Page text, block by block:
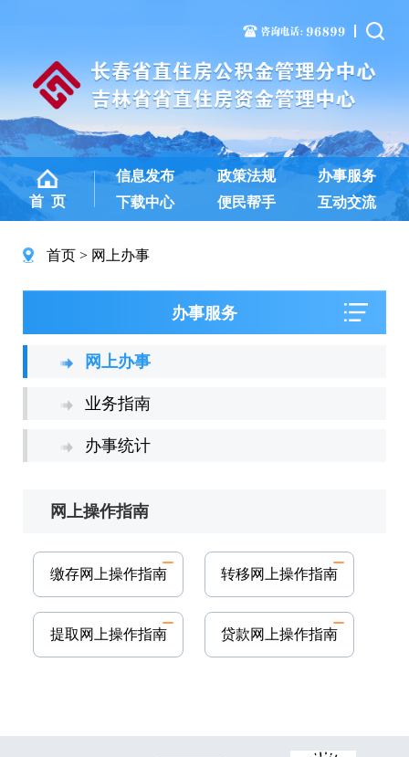
首 页
信息发布 政策法规
办事服务
下载中心
便民帮手 互动交流
首页 网上办事
办事服务
网上办事
业务指南
办事统计
网上操作指南
缴存网上操作指南 转移网上操作指南
提取网上操作指南 贷款网上操作指南